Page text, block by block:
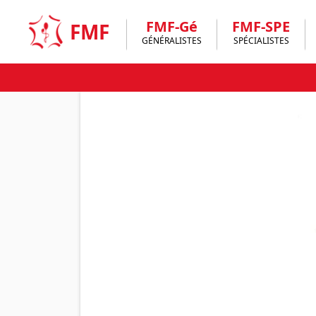
content
FMF FMF-Gé
GÉNÉRALISTES
FMF-SPE
SPÉCIALISTES